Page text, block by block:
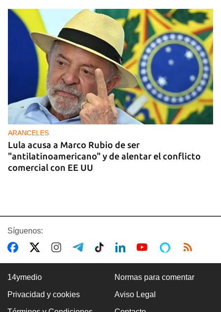
ARANCELES
Lula acusa a Marco Rubio de ser
"antilatinoamericano" y de alentar el conflicto
comercial con EE UU
Síguenos:
14ymedio Normas para comentar
Privacidad y cookies Aviso Legal